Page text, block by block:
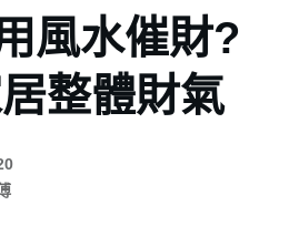
風水催財?
整體財氣